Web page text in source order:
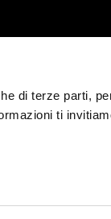
di terze parti,
ti
Piaggio